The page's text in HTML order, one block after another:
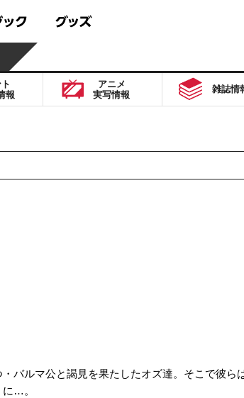
報
アニメ
実写情報
雑誌情
バルマ公と謁見を果たしたオズ達。そこで彼ら
…。